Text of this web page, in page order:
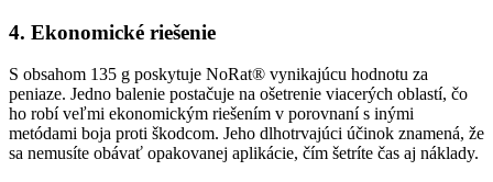
4. Ekonomické riešenie
S obsahom 135 g poskytuje NoRat® vynikajúcu hodnotu za
peniaze. Jedno balenie postačuje na ošetrenie viacerých oblastí, čo
ho robí veľmi ekonomickým riešením v porovnaní s inými
metódami boja proti škodcom. Jeho dlhotrvajúci účinok znamená, že
sa nemusíte obávať opakovanej aplikácie, čím šetríte čas aj náklady.